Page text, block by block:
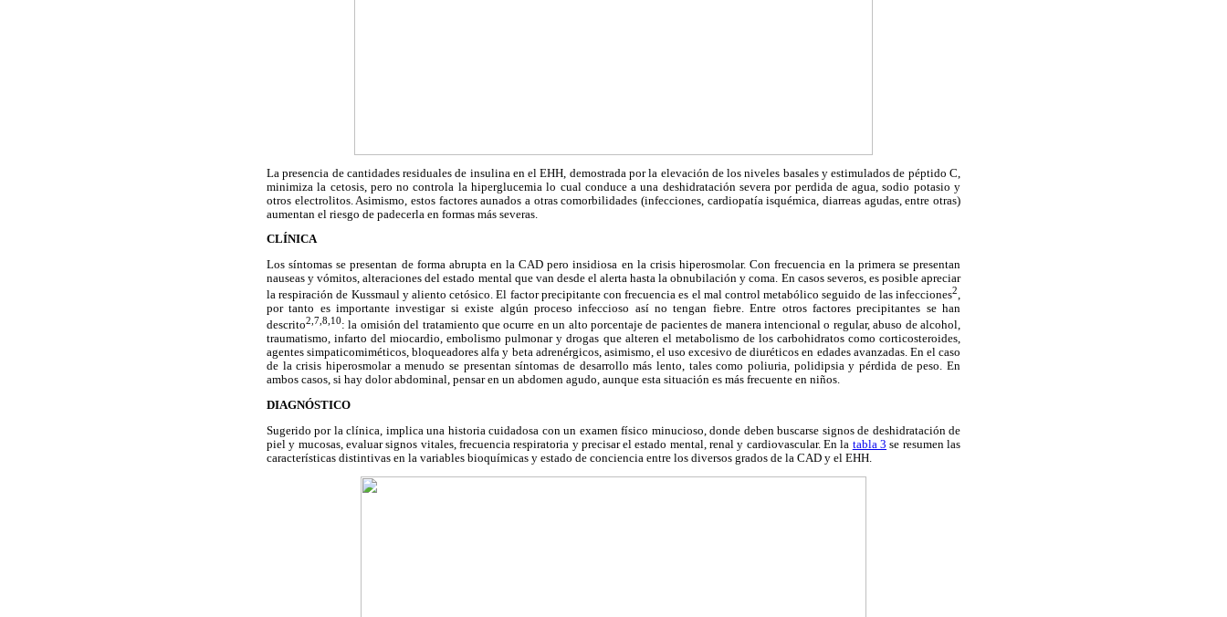
La presencia de cantidades residuales de insulina en el EHH, demostrada por la elevación de los niveles basales y estimulados de péptido C,
minimiza la cetosis, pero no controla la hiperglucemia lo cual conduce a una deshidratación severa por perdida de agua, sodio potasio y
otros electrolitos. Asimismo, estos factores aunados a otras comorbilidades (infecciones, cardiopatía isquémica, diarreas agudas, entre otras)
aumentan el riesgo de padecerla en formas más severas.
CLÍNICA
Los síntomas se presentan de forma abrupta en la CAD pero insidiosa en la crisis hiperosmolar. Con frecuencia en la primera se presentan
nauseas y vómitos, alteraciones del estado mental que van desde el alerta hasta la obnubilación y coma. En casos severos, es posible apreciar
la respiración de Kussmaul y aliento cetósico. El factor precipitante con frecuencia es el mal control metabólico seguido de las infecciones2,
por tanto es importante investigar si existe algún proceso infeccioso así no tengan fiebre. Entre otros factores precipitantes se han
descrito2,7,8,10: la omisión del tratamiento que ocurre en un alto porcentaje de pacientes de manera intencional o regular, abuso de alcohol,
traumatismo, infarto del miocardio, embolismo pulmonar y drogas que alteren el metabolismo de los carbohidratos como corticosteroides,
agentes simpaticomiméticos, bloqueadores alfa y beta adrenérgicos, asimismo, el uso excesivo de diuréticos en edades avanzadas. En el caso
de la crisis hiperosmolar a menudo se presentan síntomas de desarrollo más lento, tales como poliuria, polidipsia y pérdida de peso. En
ambos casos, si hay dolor abdominal, pensar en un abdomen agudo, aunque esta situación es más frecuente en niños.
DIAGNÓSTICO
Sugerido por la clínica, implica una historia cuidadosa con un examen físico minucioso, donde deben buscarse signos de deshidratación de
piel y mucosas, evaluar signos vitales, frecuencia respiratoria y precisar el estado mental, renal y cardiovascular. En la tabla 3 se resumen las
características distintivas en la variables bioquímicas y estado de conciencia entre los diversos grados de la CAD y el EHH.